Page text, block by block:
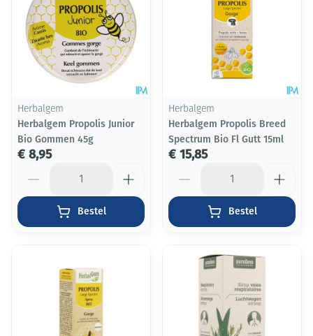
Herbalgem
Herbalgem Propolis Junior
Bio Gommen 45g
€ 8,95
Bestel
Herbalgem
Herbalgem Propolis Breed
Spectrum Bio Fl Gutt 15ml
€ 15,85
Bestel